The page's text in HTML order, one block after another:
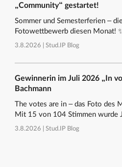
„Community“ gestartet!
Sommer und Semesterferien –
Fotowettbewerb diesen Monat!
3.8.2026 | Stud.IP Blog
Gewinnerin im Juli 2026 „In
Bachmann
The votes are in – das Foto des
Mit 15 von 104 Stimmen wurde
3.8.2026 | Stud.IP Blog